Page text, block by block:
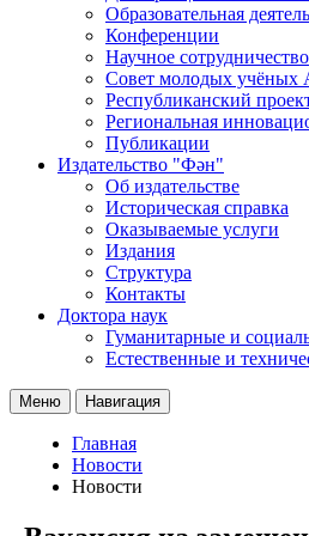
Образовательная
Конференции
Научное сотрудничество
Совет молодых
Республиканский
Региональная
Публикации
Издательство "Фән"
Об издательстве
Историческая справка
Оказываемые услуги
Издания
Структура
Контакты
Доктора наук
Гуманитарные и
Естественные и
Меню Навигация
Главная
Новости
Новости